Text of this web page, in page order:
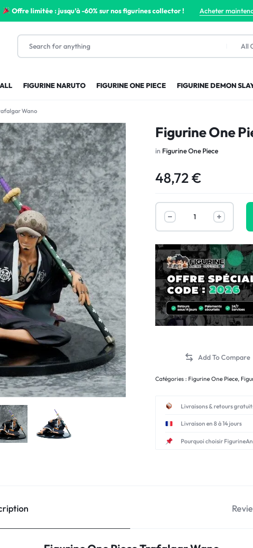
Offre limitée : jusqu’à -60% sur nos figurines collector ! Acheter
All
FIGURINE NARUTO FIGURINE ONE PIECE FIGURINE DEMON
Wano
Figurine One
in Figurine One Piece
48,72€
Catégories : Figurine One Piece,
Livraisons & retours
Livraison en 8 à 14 jours
Pourquoi choisir